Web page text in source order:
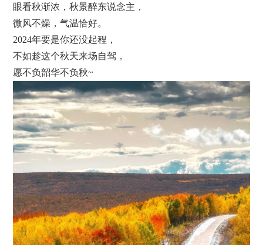
眼看秋渐浓，秋景醉东说念主，
微风不燥，气温恰好。
2024年要是你还没起程，
不如趁这个秋天来场自驾，
愿不负韶华不负秋~